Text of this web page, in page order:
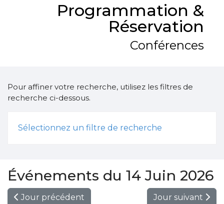
Programmation &
Réservation
Conférences
Pour affiner votre recherche, utilisez les filtres de
recherche ci-dessous.
Sélectionnez un filtre de recherche
Événements du 14 Juin 2026
Jour précédent Jour suivant